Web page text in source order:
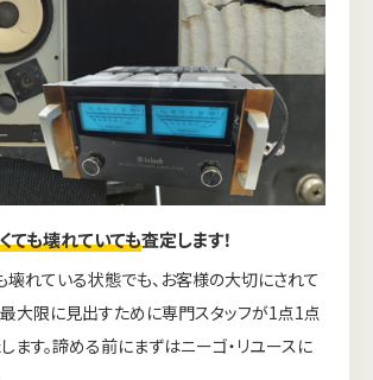
ても壊れていても査定します！
壊れている状態でも、お客様の大切にされて
大限に見出すために専門スタッフが1点1点
ます。諦める前にまずはニーゴ・リユースに